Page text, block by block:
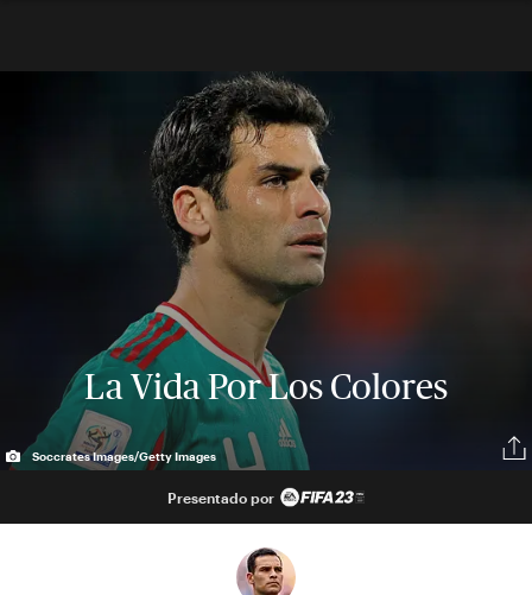
La Vida Por Los Colores
Soccrates Images/Getty Images
Presentado por